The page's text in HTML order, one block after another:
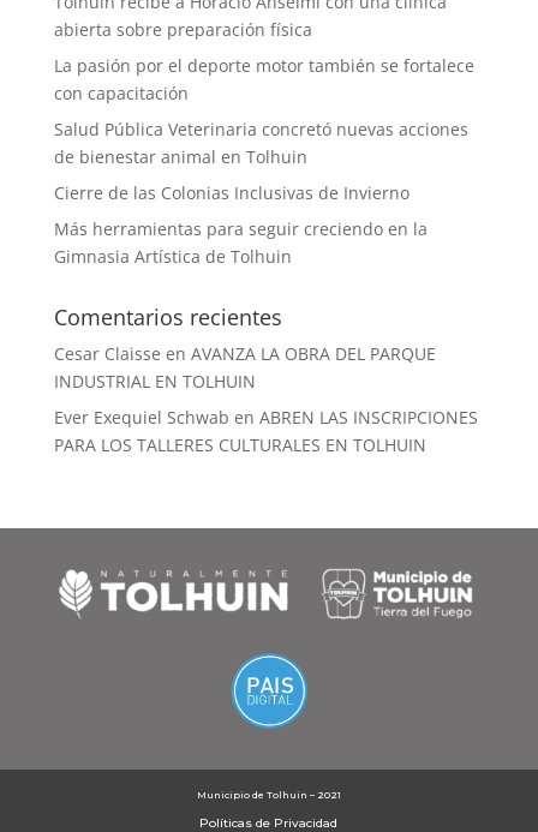
abierta sobre preparación física
La pasión por el deporte motor también se fortalece
con capacitación
Salud Pública Veterinaria concretó nuevas acciones
de bienestar animal en Tolhuin
Cierre de las Colonias Inclusivas de Invierno
Más herramientas para seguir creciendo en la
Gimnasia Artística de Tolhuin
Comentarios recientes
Cesar Claisse en AVANZA LA OBRA DEL PARQUE
INDUSTRIAL EN TOLHUIN
Ever Exequiel Schwab en ABREN LAS INSCRIPCIONES
PARA LOS TALLERES CULTURALES EN TOLHUIN
Municipio de Tolhuin – 2021
Políticas de Privacidad